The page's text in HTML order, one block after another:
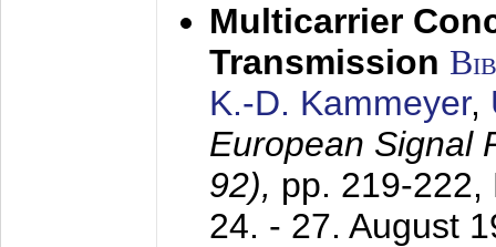
Multicarrier
Transmission
K.-D. Kammeyer,
European Signal
92), pp. 219-222,
24. - 27. August